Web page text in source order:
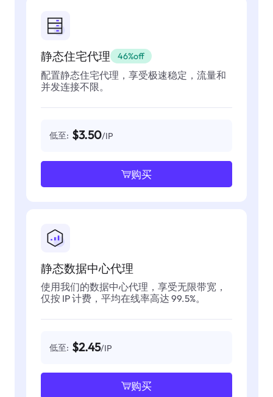
静态住宅代理 46%off
配置静态住宅代理，享受极速稳定，流量和
并发连接不限。
低至: $3.50/IP
购买
静态数据中心代理
使用我们的数据中心代理，享受无限带宽，
仅按 IP 计费，平均在线率高达 99.5%。
低至: $2.45/IP
购买